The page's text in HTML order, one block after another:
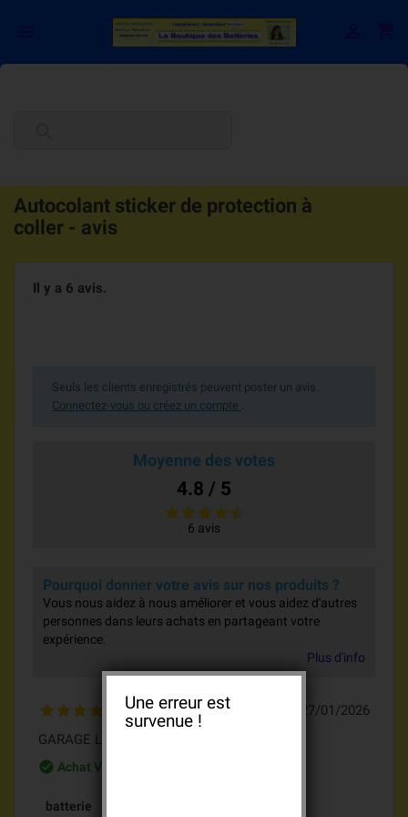
Autocolant sticker de protection à
coller - avis
Il y a 6 avis.
Seuls les clients enregistrés peuvent poster un avis.
Connectez-vous ou créez un compte .
Moyenne des votes
4.8 / 5
6 avis
Pourquoi donner votre avis sur nos produits ?
Vous nous aidez à nous améliorer et vous aidez d'autres
personnes dans leurs achats en partageant votre
expérience.
Plus d'info
27/01/2026
GARAGE L.
check_circle_outline
Achat Vérifié
batterie
Une erreur est
survenue !